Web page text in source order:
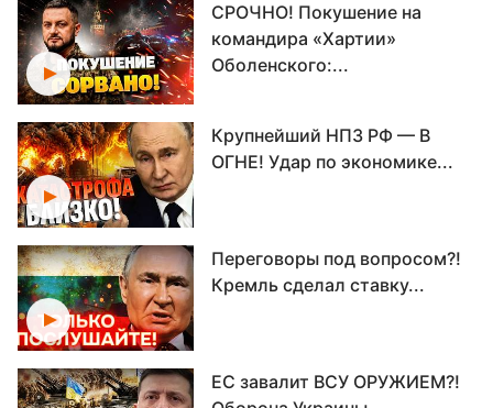
СРОЧНО! Покушение на
командира «Хартии»
Оболенского:...
Крупнейший НПЗ РФ — В
ОГНЕ! Удар по экономике...
Переговоры под вопросом?!
Кремль сделал ставку...
ЕС завалит ВСУ ОРУЖИЕМ?!